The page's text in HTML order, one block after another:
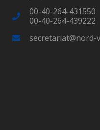
00-40-264-431550
00-40-264-439222
secretariat@nord-